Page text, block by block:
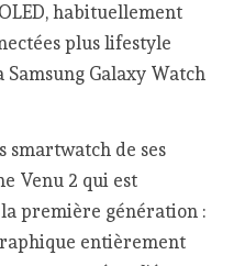
habituellement
plus lifestyle
Samsung Galaxy Watch
smartwatch de ses
Venu 2 qui est
première génération :
entièrement